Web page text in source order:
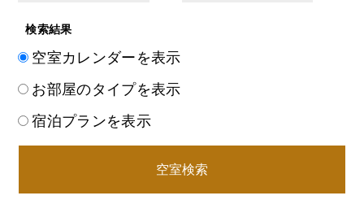
検索結果
空室カレンダーを表示
お部屋のタイプを表示
宿泊プランを表示
空室検索